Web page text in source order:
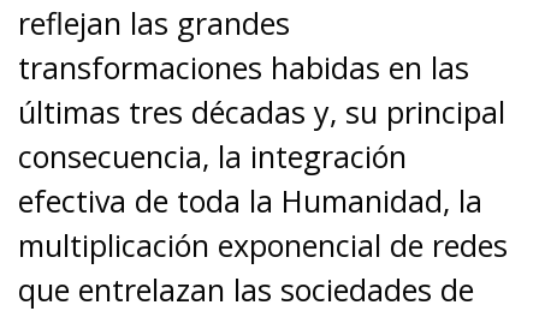
reflejan las grandes
transformaciones habidas en las
últimas tres décadas y, su principal
consecuencia, la integración
efectiva de toda la Humanidad, la
multiplicación exponencial de redes
que entrelazan las sociedades de